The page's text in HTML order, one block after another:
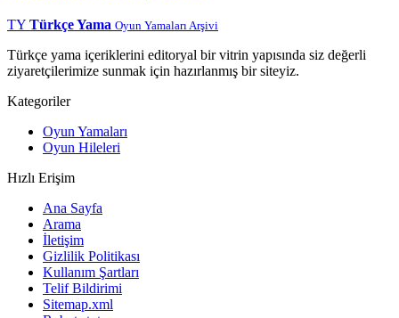
TY Türkçe Yama Oyun Yamaları Arşivi
Türkçe yama içeriklerini editoryal bir vitrin yapısında siz değerli
ziyaretçilerimize sunmak için hazırlanmış bir siteyiz.
Kategoriler
Oyun Yamaları
Oyun Hileleri
Hızlı Erişim
Ana Sayfa
Arama
İletişim
Gizlilik Politikası
Kullanım Şartları
Telif Bildirimi
Sitemap.xml